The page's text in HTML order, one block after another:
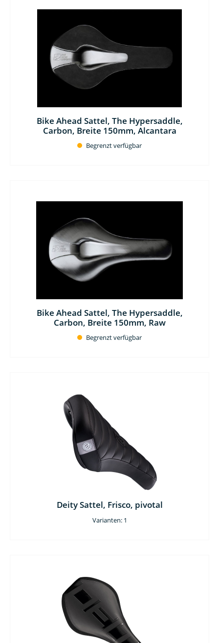
Bike Ahead Sattel, The Hypersaddle,
Carbon, Breite 150mm, Alcantara
Begrenzt verfügbar
Bike Ahead Sattel, The Hypersaddle,
Carbon, Breite 150mm, Raw
Begrenzt verfügbar
Deity Sattel, Frisco, pivotal
Varianten: 1